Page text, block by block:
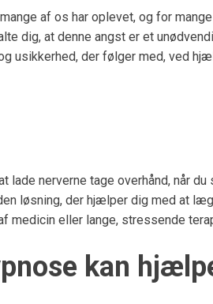
af os har oplevet, og for
dig, at denne angst er et
usikkerhed, der følger med, ved
lade nerverne tage overhånd, når
løsning, der hjælper dig med at
medicin eller lange, stressende
kan